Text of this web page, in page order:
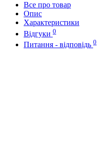
Все про товар
Опис
Характеристики
Відгуки 0
Питання - відповідь 0